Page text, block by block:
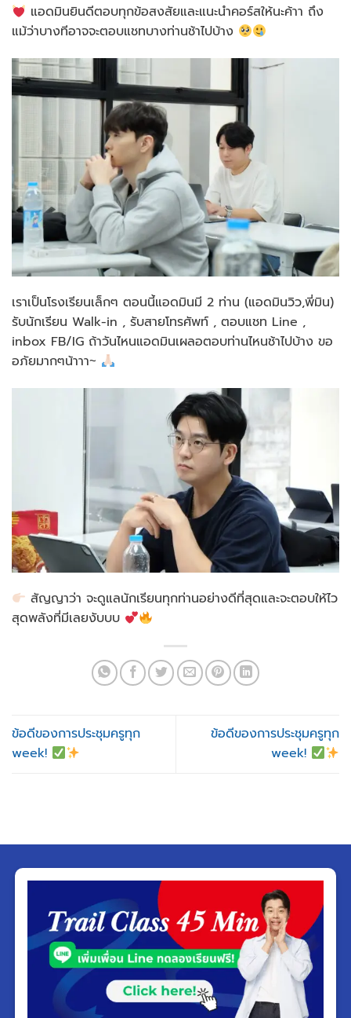
แอดมินยินดีตอบทุกข้อสงสัยและแนะนำคอร์สให้นะค้าา ถึง
แม้ว่าบางทีอาจจะตอบแชทบางท่านช้าไปบ้าง
เราเป็นโรงเรียนเล็กๆ ตอนนี้แอดมินมี 2 ท่าน (แอดมินวิว,พี่มิน)
รับนักเรียน Walk-in , รับสายโทรศัพท์ , ตอบแชท Line ,
inbox FB/IG ถ้าวันไหนแอดมินเผลอตอบท่านไหนช้าไปบ้าง ขอ
อภัยมากๆน้าาา~
สัญญาว่า จะดูแลนักเรียนทุกท่านอย่างดีที่สุดและจะตอบให้ไว
สุดพลังที่มีเลยงับบบ
ข้อดีของการประชุมครูทุก
week!
ข้อดีของการประชุมครูทุก
week!